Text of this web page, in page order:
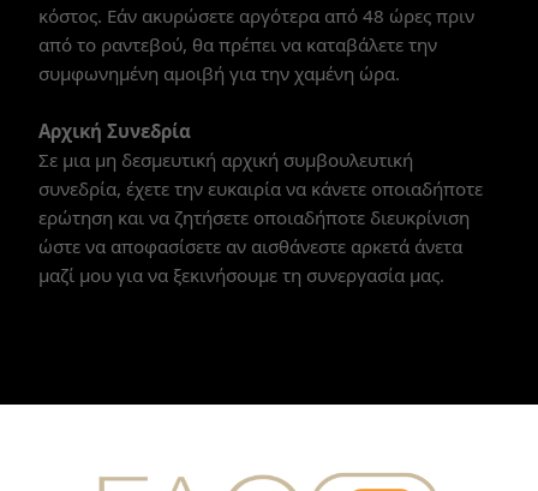
κόστος. Εάν ακυρώσετε αργότερα από 48 ώρες πριν
από το ραντεβού, θα πρέπει να καταβάλετε την
συμφωνημένη αμοιβή για την χαμένη ώρα.
Αρχική Συνεδρία
Σε μια μη δεσμευτική αρχική συμβουλευτική
συνεδρία, έχετε την ευκαιρία να κάνετε οποιαδήποτε
ερώτηση και να ζητήσετε οποιαδήποτε διευκρίνιση
ώστε να αποφασίσετε αν αισθάνεστε αρκετά άνετα
μαζί μου για να ξεκινήσουμε τη συνεργασία μας.